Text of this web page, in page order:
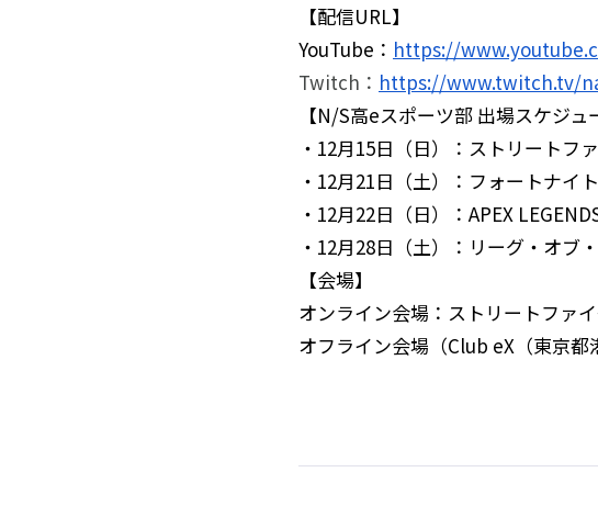
【配信URL】
YouTube： https://
Twitch： https://www.twitch.tv/
【N/S高eスポーツ部 出場スケジュ
・12月15日（日）：ストリートフ
・12月21日（土）：フォートナイ
・12月22日（日）：APEX
・12月28日（土）：リーグ・オブ
【会場】
オンライン会場：ストリートファ
オフライン会場（Club eX（東京